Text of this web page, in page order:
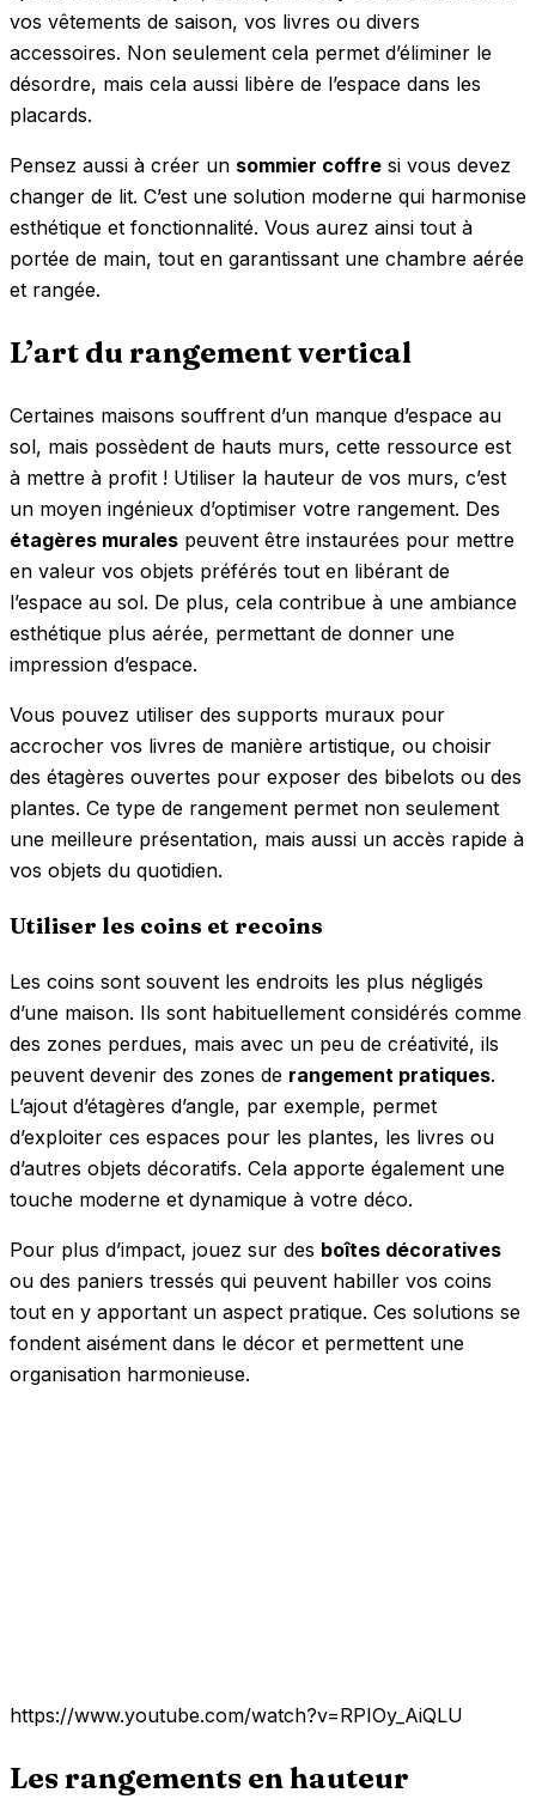
vos vêtements de saison, vos livres ou divers
accessoires. Non seulement cela permet d’éliminer le
désordre, mais cela aussi libère de l’espace dans les
placards.
Pensez aussi à créer un sommier coffre si vous devez
changer de lit. C’est une solution moderne qui harmonise
esthétique et fonctionnalité. Vous aurez ainsi tout à
portée de main, tout en garantissant une chambre aérée
et rangée.
L’art du rangement vertical
Certaines maisons souffrent d’un manque d’espace au
sol, mais possèdent de hauts murs, cette ressource est
à mettre à profit ! Utiliser la hauteur de vos murs, c’est
un moyen ingénieux d’optimiser votre rangement. Des
étagères murales peuvent être instaurées pour mettre
en valeur vos objets préférés tout en libérant de
l’espace au sol. De plus, cela contribue à une ambiance
esthétique plus aérée, permettant de donner une
impression d’espace.
Vous pouvez utiliser des supports muraux pour
accrocher vos livres de manière artistique, ou choisir
des étagères ouvertes pour exposer des bibelots ou des
plantes. Ce type de rangement permet non seulement
une meilleure présentation, mais aussi un accès rapide à
vos objets du quotidien.
Utiliser les coins et recoins
Les coins sont souvent les endroits les plus négligés
d’une maison. Ils sont habituellement considérés comme
des zones perdues, mais avec un peu de créativité, ils
peuvent devenir des zones de rangement pratiques.
L’ajout d’étagères d’angle, par exemple, permet
d’exploiter ces espaces pour les plantes, les livres ou
d’autres objets décoratifs. Cela apporte également une
touche moderne et dynamique à votre déco.
Pour plus d’impact, jouez sur des boîtes décoratives
ou des paniers tressés qui peuvent habiller vos coins
tout en y apportant un aspect pratique. Ces solutions se
fondent aisément dans le décor et permettent une
organisation harmonieuse.
https://www.youtube.com/watch?v=RPIOy_AiQLU
Les rangements en hauteur